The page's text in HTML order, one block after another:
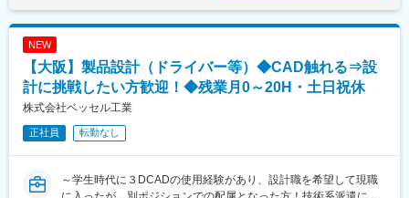
りたい人はどんどん上を目指せる環境です。
現在2名（40代と20代）にて倉庫管理を行っております。
ム＋Excelで入力・把握）
◆地方工場向けの発送準備（リフトでトラックへ積み込み）
業務に慣れてきましたら(2年後前後を目途に)、下記業務にもチャ
レンジいただきます。
◆製造工程表の作成
NEW
【大阪】製品設計（ドライバー等）◆CAD触れる⇒設
計に挑戦したい方歓迎！◆残業月0～20H・土日祝休
株式会社ベッセル工業
正社員 転勤なし
～学生時代に３DCADの使用経験があり、設計職を希望して現職